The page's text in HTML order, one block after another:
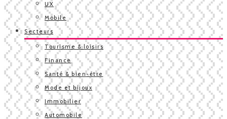
UX
Mobile
Secteurs
Tourisme & loisirs
Finance
Santé & bien-être
Mode et bijoux
Immobilier
Automobile